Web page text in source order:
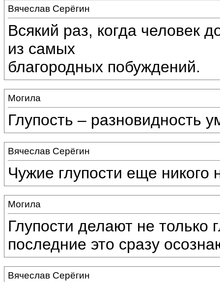
Вячеслав Серёгин
Всякий раз, когда человек
из самых
благородных побуждений.
Могила
Глупость – разновидность
Вячеслав Серёгин
Чужие глупости еще
Могила
Глупости делают не
последние это сразу
Вячеслав Серёгин